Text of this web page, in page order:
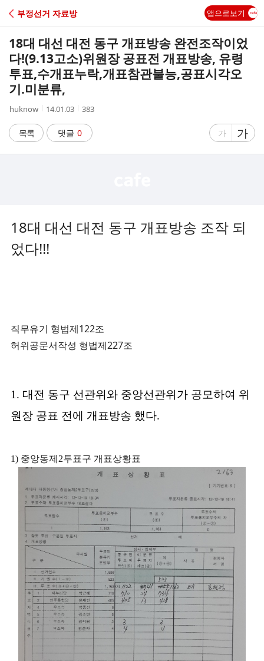
C
A
부정선거 자료방 앱으로보기
18대 대선 대전 동구 개표방송 완전조작이었
다!(9.13고소)위원장 공표전 개표방송, 유령
투표,수개표누락,개표참관불능,공표시각오
기.미분류,
작
자
huknow
작
시
간
14.01.03
조
수
383
목록 댓글 0
글
게
가
글
자
게
가
18대 대선 대전 동구 개표방송 조작 되
었다!!!
직무유기 형법제122조
허위공문서작성 형법제227조
1. 대전 동구 선관위와 중앙선관위가 공모하여 위
원장 공표 전에 개표방송 했다.
1) 중앙동제2투표구 개표상황표